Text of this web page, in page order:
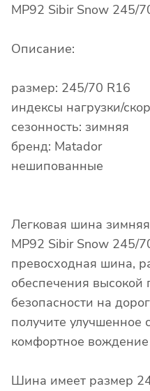
MP92 Sibir Snow 245/
Описание:
размер: 245/70 R16
индексы нагрузки/
сезонность: зимняя
бренд: Matador
нешипованные
Легковая шина
MP92 Sibir Snow 245/
превосходная шина,
обеспечения высокой
безопасности на
получите улучшенное
комфортное
Шина имеет размер